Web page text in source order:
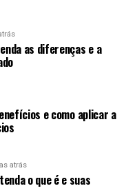
as diferenças e a
e como aplicar a
atrás
o que é e suas